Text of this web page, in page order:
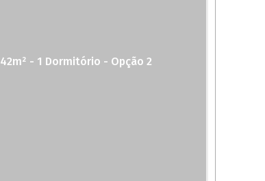
42m² - 1 Dormitório - Opção 2